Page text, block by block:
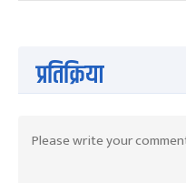
प्रतिक्रिया